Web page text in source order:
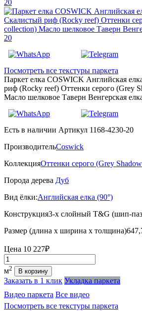
Посмотреть все текстуры паркета
Паркет елка COSWICK Английская
риф (Rocky reef) Оттенки серого (Grеy
Масло шелковое Таверн Венгерская
Есть в наличии Артикул 1168-4230-20
ПроизводительCoswick
КоллекцияОттенки серого (Grеy
Порода дерева Дуб
Вид ёлки:Английская елка (90°)
Конструкция3-х слойный T&G (шип-
Размер (длина х ширина х толщина)
Цена 10 227₽
Количество
м2 В корзину
Заказать в 1 клик Укладка паркета
Видео паркета Все видео
Посмотреть все текстуры паркета